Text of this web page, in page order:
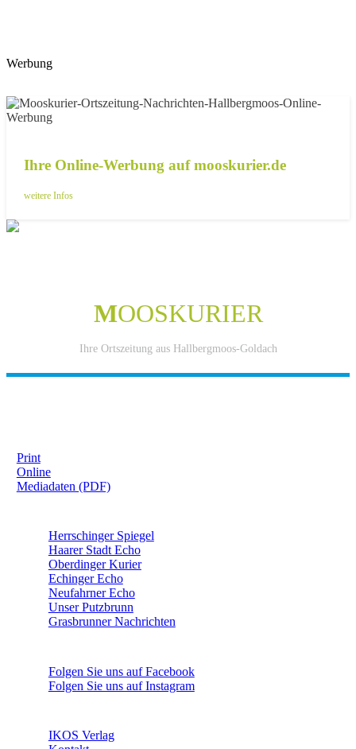
Werbung
Ihre Online-Werbung auf mooskurier.de
weitere Infos
MOOSKURIER
Ihre Ortszeitung aus Hallbergmoos-Goldach
Print
Online
Mediadaten (PDF)
Herrschinger Spiegel
Haarer Stadt Echo
Oberdinger Kurier
Echinger Echo
Neufahrner Echo
Unser Putzbrunn
Grasbrunner Nachrichten
Folgen Sie uns auf Facebook
Folgen Sie uns auf Instagram
IKOS Verlag